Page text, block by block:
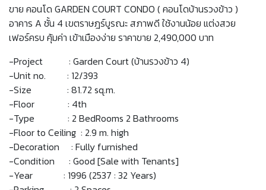
ขาย คอนโด GARDEN COURT CONDO ( คอนโดบ้านรวงข้าว )
อาคาร A ชั้น 4 เขตราษฎร์บูรณะ สภาพดี ใช้งานน้อย แต่งสวย
เฟอร์ครบ คุ้มค่า เข้าเมืองง่าย ราคาขาย 2,490,000 บาท
-Project : Garden Court (บ้านรวงข้าว 4)
-Unit no. : 12/393
-Size : 81.72 sq.m.
-Floor : 4th
-Type : 2 BedRooms 2 Bathrooms
-Floor to Ceiling : 2.9 m. high
-Decoration : Fully furnished
-Condition : Good [Sale with Tenants]
-Year : 1996 (2537 : 32 Years)